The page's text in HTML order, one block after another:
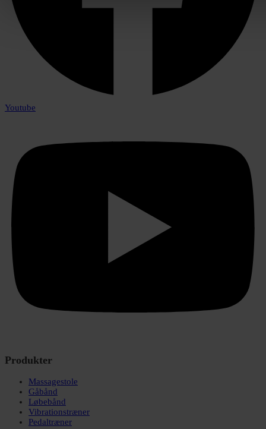
Youtube
Produkter
Massagestole
Gåbånd
Løbebånd
Vibrationstræner
Pedaltræner